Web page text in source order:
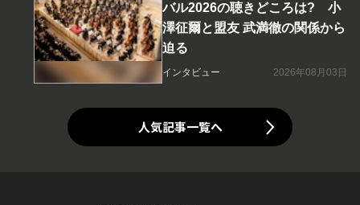
バル2026の聴きどころは? 小
澤征爾と盟友 武満徹の関係から
迫る
インタビュー 2026年08月03日
人気記事一覧へ